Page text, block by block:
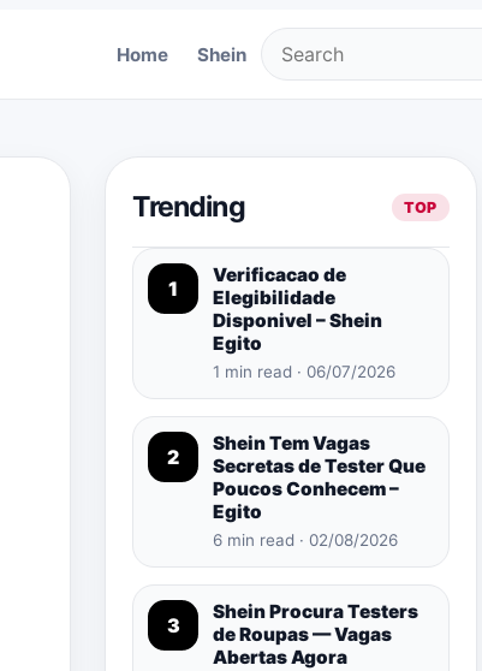
Home Shein
Search
Trending TOP
1
Verificacao de
Elegibilidade
Disponivel – Shein
Egito
1 min read · 06/07/2026
2
Shein Tem Vagas
Secretas de Tester Que
Poucos Conhecem –
Egito
6 min read · 02/08/2026
3
Shein Procura Testers
de Roupas — Vagas
Abertas Agora